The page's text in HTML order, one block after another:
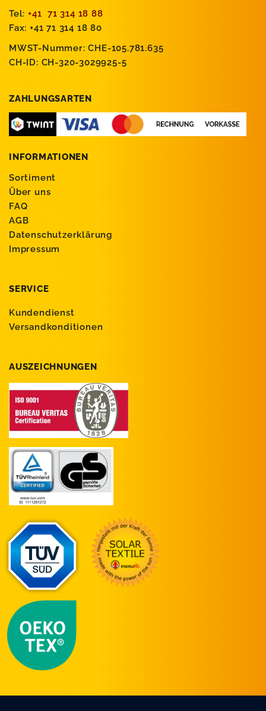
Tel: +41 71 314 18 88
Fax: +41 71 314 18 80
MWST-Nummer: CHE-105.781.635
CH-ID: CH-320-3029925-5
ZAHLUNGSARTEN
INFORMATIONEN
Sortiment
Über uns
FAQ
AGB
Datenschutzerklärung
Impressum
SERVICE
Kundendienst
Versandkonditionen
AUSZEICHNUNGEN